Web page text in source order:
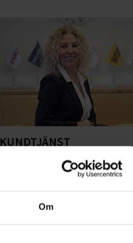
Om
KUNDTJÄNST
010-45 00 200​
info@ohlssons.se